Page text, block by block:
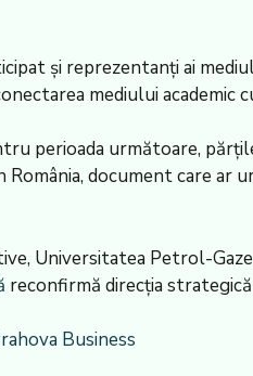
și reprezentanți ai
mediului
perioada următoare,
România, document care
Universitatea Petrol-
reconfirmă direcția
Business